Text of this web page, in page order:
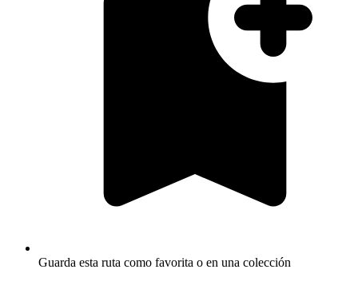
Guarda esta ruta como favorita o en una colección